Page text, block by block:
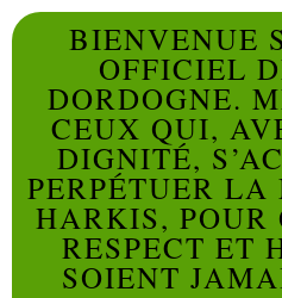
BIENVENUE
OFFICIEL
DORDOGNE.
CEUX QUI,
DIGNITÉ,
PERPÉTUER LA
HARKIS, POUR
RESPECT ET
SOIENT